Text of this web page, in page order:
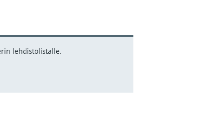
lehdistölistalle.